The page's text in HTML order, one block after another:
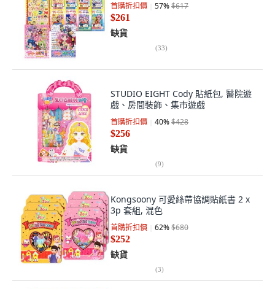
首購折扣價 57%$617
$261
缺貨
(33)
STUDIO EIGHT Cody 貼紙包, 醫院遊
戲、房間裝飾、集市遊戲
首購折扣價 40%$428
$256
缺貨
(9)
Kongsoony 可愛絲帶協調貼紙書 2 x
3p 套組, 混色
首購折扣價 62%$680
$252
缺貨
(3)